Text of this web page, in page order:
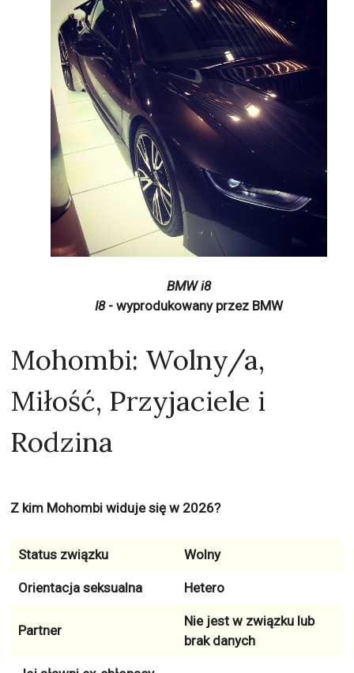
BMW i8
I8- wyprodukowany przez BMW
Mohombi: Wolny/a,
Miłość, Przyjaciele i
Rodzina
Z kim Mohombi widuje się w 2026?
Status związku Wolny
Orientacja seksualna Hetero
Partner
Nie jest w związku lub
brak danych